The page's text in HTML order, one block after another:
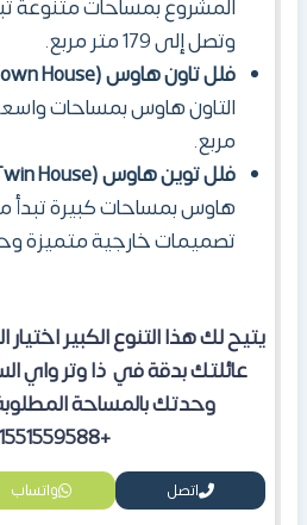
وتصل إلى 179 متر مربع.
فلل تاون هاوس (Town House):
مربع.
فلل توين هاوس (Twin House):
تصميمات خارجية متميزة
يتيح لك هذا التنوع الكبير
عائلتك بدقة في ذا وتر واي
وحدتك بالمساحة
+201551559588.
اتصل واتساب